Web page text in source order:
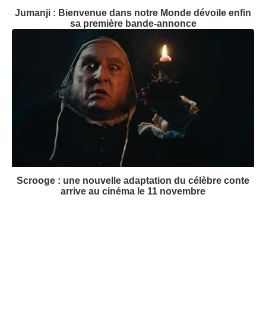
Jumanji : Bienvenue dans notre Monde dévoile enfin
sa première bande-annonce
Scrooge : une nouvelle adaptation du célèbre conte
arrive au cinéma le 11 novembre